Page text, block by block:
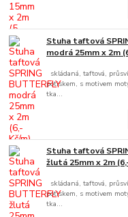
Stuha taftová
modrá 25mm x 2m
skládaná, taftová,
potiskem, s motivem
tka...
Stuha taftová
žlutá 25mm x 2m
skládaná, taftová,
potiskem, s motivem
tka...